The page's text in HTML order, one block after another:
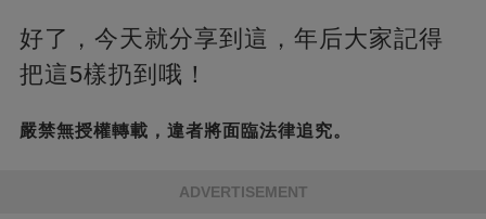
好了，今天就分享到這，年后大家記得
把這5樣扔到哦！
嚴禁無授權轉載，違者將面臨法律追究。
ADVERTISEMENT